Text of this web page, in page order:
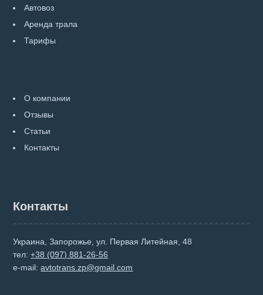
Автовоз
Аренда трала
Тарифы
О компании
Отзывы
Статьи
Контакты
Контакты
Украина, Запорожье, ул. Первая Литейная, 48
тел:+38 (097) 881-26-56
e-mail:avtotrans.zp@gmail.com